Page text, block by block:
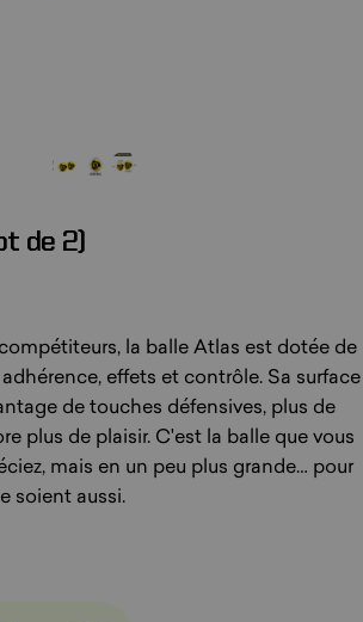
de 2)
la balle Atlas est dotée de
effets et contrôle. Sa surface
de touches défensives, plus de
plus de plaisir. C'est la balle que vous
mais en un peu plus grande… pour
soient aussi.